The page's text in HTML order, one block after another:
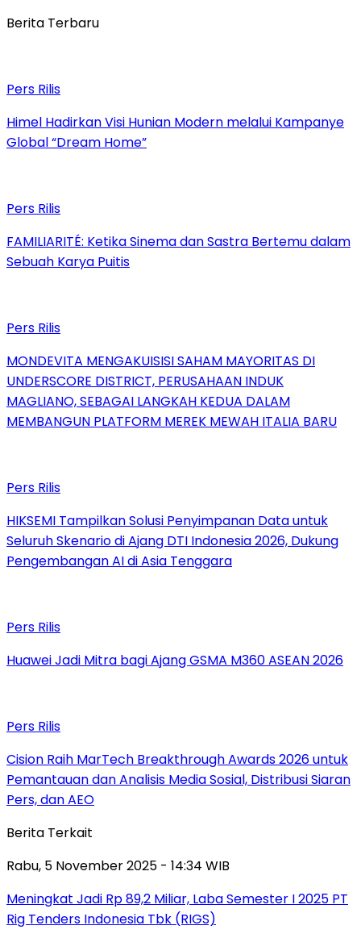
Berita Terbaru
Pers Rilis
Himel Hadirkan Visi Hunian Modern melalui Kampanye
Global “Dream Home”
Pers Rilis
FAMILIARITÉ: Ketika Sinema dan Sastra Bertemu dalam
Sebuah Karya Puitis
Pers Rilis
MONDEVITA MENGAKUISISI SAHAM MAYORITAS DI
UNDERSCORE DISTRICT, PERUSAHAAN INDUK
MAGLIANO, SEBAGAI LANGKAH KEDUA DALAM
MEMBANGUN PLATFORM MEREK MEWAH ITALIA BARU
Pers Rilis
HIKSEMI Tampilkan Solusi Penyimpanan Data untuk
Seluruh Skenario di Ajang DTI Indonesia 2026, Dukung
Pengembangan AI di Asia Tenggara
Pers Rilis
Huawei Jadi Mitra bagi Ajang GSMA M360 ASEAN 2026
Pers Rilis
Cision Raih MarTech Breakthrough Awards 2026 untuk
Pemantauan dan Analisis Media Sosial, Distribusi Siaran
Pers, dan AEO
Berita Terkait
Rabu, 5 November 2025 - 14:34 WIB
Meningkat Jadi Rp 89,2 Miliar, Laba Semester I 2025 PT
Rig Tenders Indonesia Tbk (RIGS)